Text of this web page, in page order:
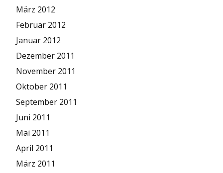
März 2012
Februar 2012
Januar 2012
Dezember 2011
November 2011
Oktober 2011
September 2011
Juni 2011
Mai 2011
April 2011
März 2011